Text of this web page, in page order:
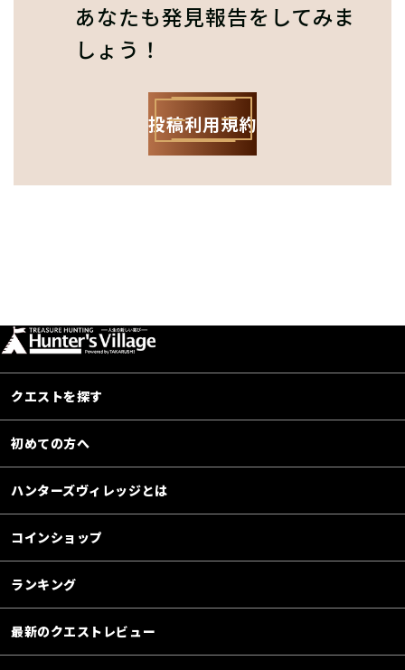
あなたも発見報告をしてみま
しょう！
投稿利用規約
クエストを探す
初めての方へ
ハンターズヴィレッジとは
コインショップ
ランキング
最新のクエストレビュー